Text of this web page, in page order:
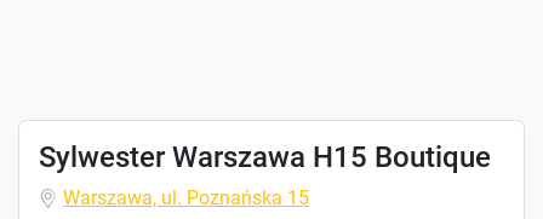
Sylwester Warszawa H15 Boutique
Warszawa, ul. Poznańska 15